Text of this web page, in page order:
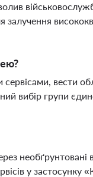
вести
вибір групи
необґрунтовані
у застосунку